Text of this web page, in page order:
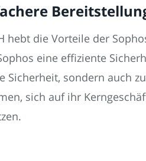
die Vorteile der
eine effiziente
sondern auch
sich auf ihr